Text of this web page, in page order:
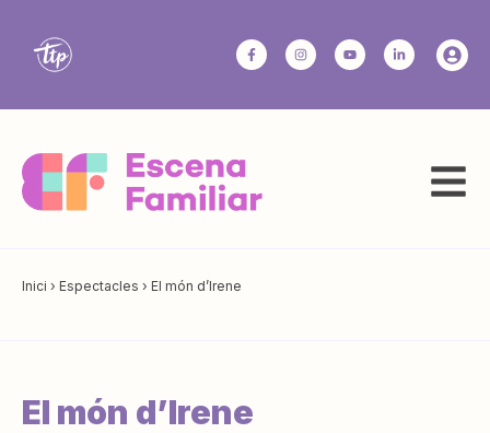
Inici › Espectacles › El món d’Irene
El món d’Irene